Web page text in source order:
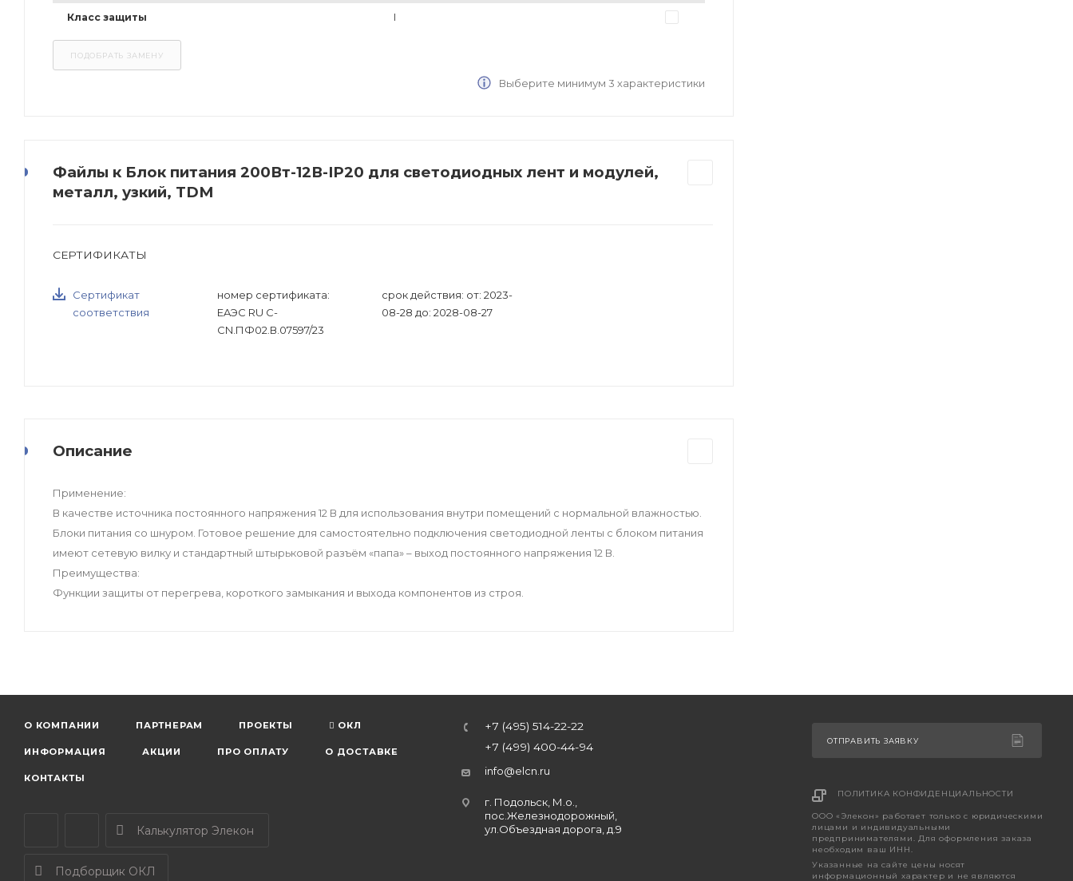
Класс защиты I
Выберите минимум 3 характеристики
Файлы к Блок питания 200Вт-12В-IP20 для светодиодных лент и модулей,
металл, узкий, TDM
СЕРТИФИКАТЫ
Сертификат
соответствия
номер сертификата:
EAЭС RU C-
CN.ПФ02.В.07597/23
срок действия: от: 2023-
08-28 до: 2028-08-27
Описание
Применение:
В качестве источника постоянного напряжения 12 В для использования внутри помещений с нормальной влажностью.
Блоки питания со шнуром. Готовое решение для самостоятельно подключения светодиодной ленты с блоком питания
имеют сетевую вилку и стандартный штырьковой разъём «папа» – выход постоянного напряжения 12 В.
Преимущества:
Функции защиты от перегрева, короткого замыкания и выхода компонентов из строя.
О КОМПАНИИ ПАРТНЕРАМ ПРОЕКТЫ ОКЛ
ИНФОРМАЦИЯ АКЦИИ ПРО ОПЛАТУ О ДОСТАВКЕ
КОНТАКТЫ
Калькулятор Элекон
Подборщик ОКЛ
+7 (495) 514-22-22
+7 (499) 400-44-94
info@elcn.ru
г. Подольск, М.о.,
пос.Железнодорожный,
ул.Объездная дорога, д.9
ОТПРАВИТЬ ЗАЯВКУ
ПОЛИТИКА КОНФИДЕНЦИАЛЬНОСТИ
ООО «Элекон» работает только с юридическими
лицами и индивидуальными
предпринимателями. Для оформления заказа
необходим ваш ИНН.
Указанные на сайте цены носят
информационный характер и не являются